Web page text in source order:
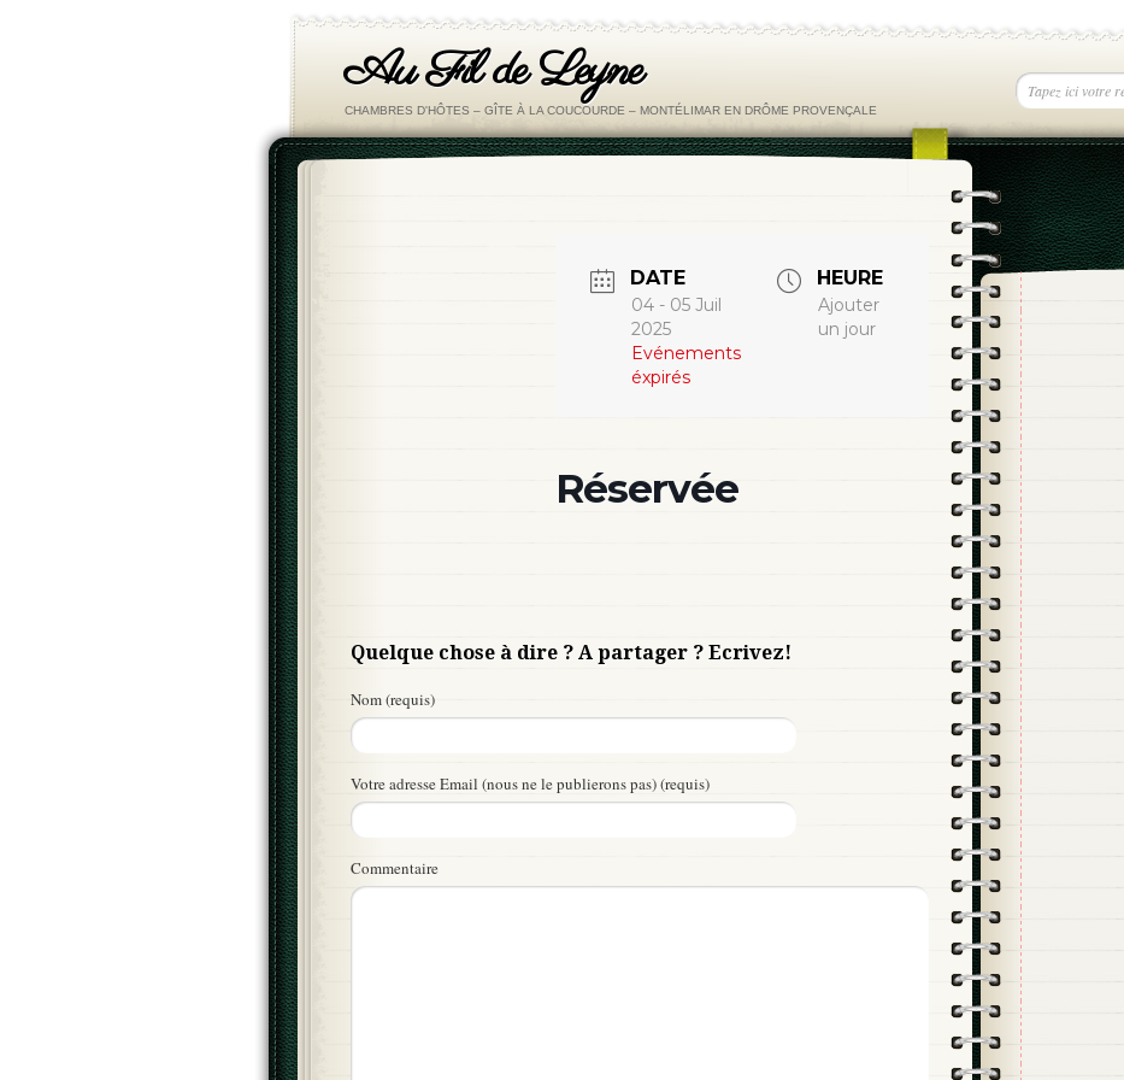
Au Fil de Leyne
CHAMBRES D'HÔTES – GÎTE À LA COUCOURDE – MONTÉLIMAR EN DRÔME PROVENÇALE
DATE
04 - 05 Juil
2025
Evénements
éxpirés
HEURE
Ajouter
un jour
Réservée
Quelque chose à dire ? A partager ? Ecrivez!
Nom (requis)
Votre adresse Email (nous ne le publierons pas) (requis)
Commentaire